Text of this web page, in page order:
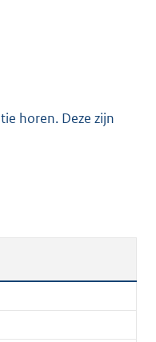
horen. Deze zijn